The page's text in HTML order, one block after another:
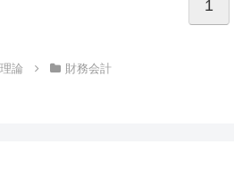
1
理論 財務会計